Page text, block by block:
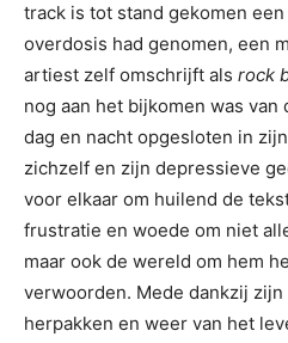
track is tot stand gekomen
overdosis had genomen, een
artiest zelf omschrijft als rock
nog aan het bijkomen was
dag en nacht opgesloten in
zichzelf en zijn depressieve
voor elkaar om huilend de
frustratie en woede om niet
maar ook de wereld om hem
verwoorden. Mede dankzij
herpakken en weer van het